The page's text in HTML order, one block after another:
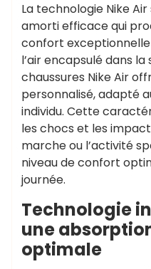
La technologie Nike
amorti efficace qui
confort
l’air encapsulé dans
chaussures Nike Air
personnalisé, adapté
individu. Cette
les chocs et les
marche ou l’activité
niveau de confort
journée.
Technologie
une
optimale